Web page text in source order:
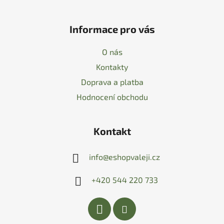
Informace pro vás
O nás
Kontakty
Doprava a platba
Hodnocení obchodu
Kontakt
info@eshopvaleji.cz
+420 544 220 733